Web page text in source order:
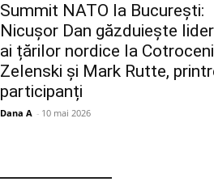
Summit NATO la București:
Nicușor Dan găzduiește
ai țărilor nordice la
Zelenski și Mark Rutte,
participanți
Dana A - 10 mai 2026